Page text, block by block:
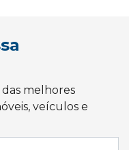
melhores
veículos e